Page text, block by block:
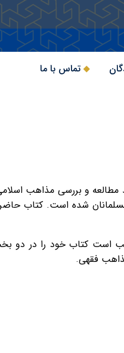
تماس با ما
مطالعه و بررسی مذاهب
شده است. کتاب
است کتاب خود را در دو
فقهی.